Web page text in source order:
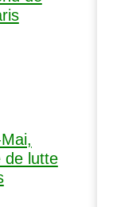
de lutte